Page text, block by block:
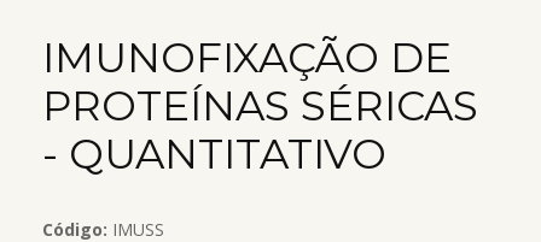
IMUNOFIXAÇÃO DE
PROTEÍNAS SÉRICAS
- QUANTITATIVO
Código: IMUSS